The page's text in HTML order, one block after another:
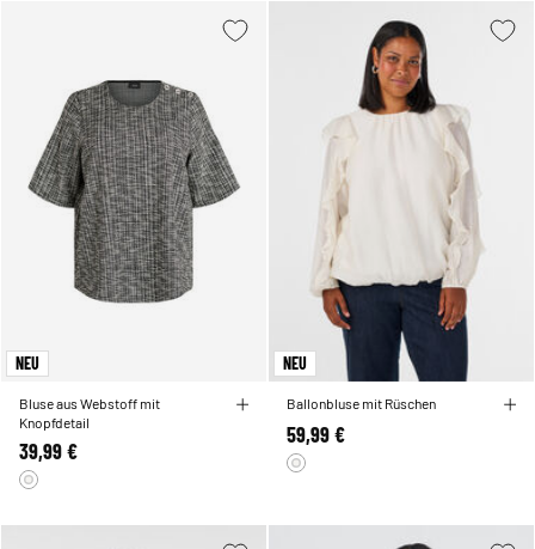
NEU
Bluse aus Webstoff mit
Knopfdetail
39,99 €
NEU
Ballonbluse mit Rüschen
59,99 €